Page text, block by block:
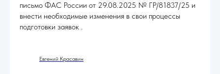
письмо ФАС России от 29.08.2025 № ГР/81837/25 и
внести необходимые изменения в свои процессы
подготовки заявок .
Евгений Красавин